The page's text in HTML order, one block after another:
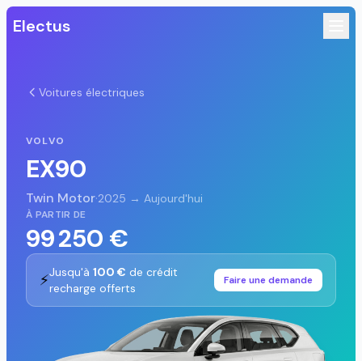
Electus
Voitures électriques
VOLVO
EX90
Twin Motor·2025 → Aujourd'hui
À PARTIR DE
99 250 €
⚡Jusqu'à 100 € de crédit
recharge offerts
Faire une demande